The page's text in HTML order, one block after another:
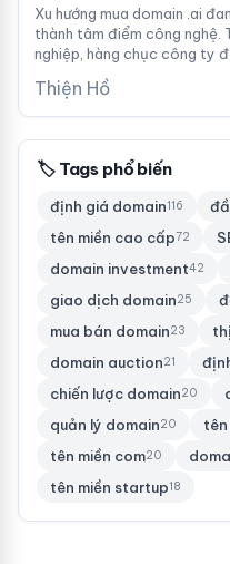
Xu hướng mua domain .ai
thành tâm điểm công nghệ.
nghiệp, hàng chục công ty
Thiện Hồ
🏷 Tags phổ biến
định giá domain116
tên miền cao cấp72
domain investment42
giao dịch domain25
mua bán domain23
domain auction21
chiến lược domain20
quản lý domain20 tên
tên miền com20
tên miền startup18